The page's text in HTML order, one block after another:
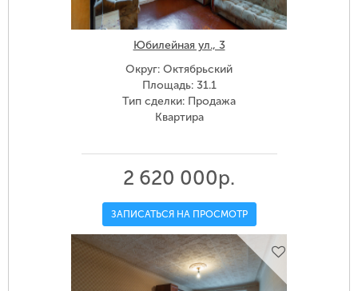
Юбилейная ул., 3
Округ: Октябрьский
Площадь: 31.1
Тип сделки: Продажа
Квартира
2 620 000р.
ЗАПИСАТЬСЯ НА ПРОСМОТР